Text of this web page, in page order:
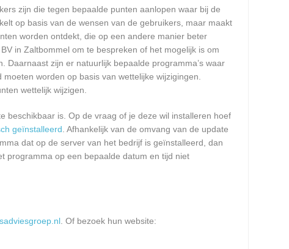
zijn die tegen bepaalde punten aanlopen waar bij de
op basis van de wensen van de gebruikers, maar maakt
worden ontdekt, die op een andere manier beter
in Zaltbommel om te bespreken of het mogelijk is om
Daarnaast zijn er natuurlijk bepaalde programma’s waar
worden op basis van wettelijke wijzigingen.
wettelijk wijzigen.
beschikbaar is. Op de vraag of je deze wil installeren hoef
geïnstalleerd . Afhankelijk van de omvang van de update
dat op de server van het bedrijf is geïnstalleerd, dan
programma op een bepaalde datum en tijd niet
. Of bezoek hun website: